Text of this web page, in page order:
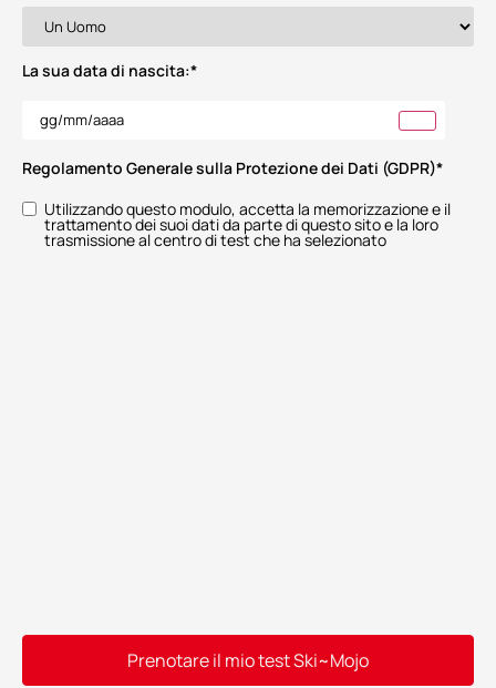
La sua data di nascita:*
Regolamento Generale sulla Protezione dei Dati (GDPR)*
Utilizzando questo modulo, accetta la memorizzazione e il
trattamento dei suoi dati da parte di questo sito e la loro
trasmissione al centro di test che ha selezionato
Prenotare il mio test Ski~Mojo